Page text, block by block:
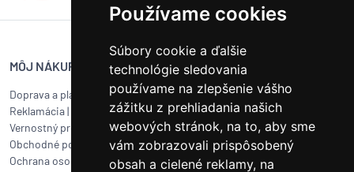
Používame cookies
Súbory cookie a ďalšie
technológie sledovania
používame na zlepšenie vášho
zážitku z prehliadania našich
webových stránok, na to, aby sme
vám zobrazovali prispôsobený
obsah a cielené reklamy, na
MÔJ NÁKUP
Doprava a platba
Reklamácia|
Vrátenie tovaru
Vernostný program
Obchodné podmienky
Ochrana osobných údajov
SERVIS BUNA CAFÉ
Servis kávovarov všetkých
značiek
Objednať servis
Ako pripraviť balík na prepravu?
Čistenie a údržba